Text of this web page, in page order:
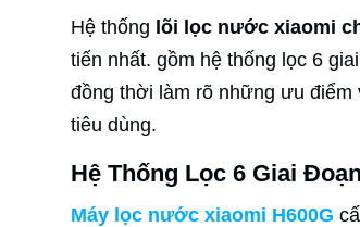
Hệ thống lõi lọc nước xiaomi
tiến nhất. gồm hệ thống lọc 6
đồng thời làm rõ những ưu
tiêu dùng.
Hệ Thống Lọc 6 Giai
Máy lọc nước xiaomi H600G